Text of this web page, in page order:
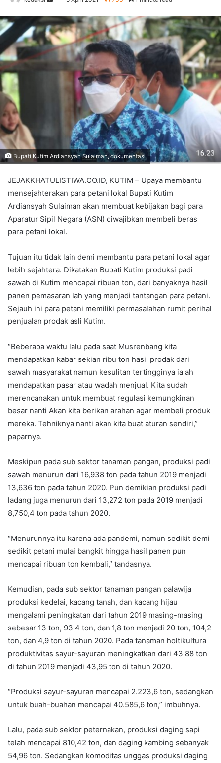
email
Bupati Kutim Ardiansyah Sulaiman, dokumentasi
JEJAKKHATULISTIWA.CO.ID, KUTIM – Upaya membantu
mensejahterakan para petani lokal Bupati Kutim
Ardiansyah Sulaiman akan membuat kebijakan bagi para
Aparatur Sipil Negara (ASN) diwajibkan membeli beras
para petani lokal.
Tujuan itu tidak lain demi membantu para petani lokal agar
lebih sejahtera. Dikatakan Bupati Kutim produksi padi
sawah di Kutim mencapai ribuan ton, dari banyaknya hasil
panen pemasaran lah yang menjadi tantangan para petani.
Sejauh ini para petani memiliki permasalahan rumit perihal
penjualan prodak asli Kutim.
“Beberapa waktu lalu pada saat Musrenbang kita
mendapatkan kabar sekian ribu ton hasil prodak dari
sawah masyarakat namun kesulitan tertingginya ialah
mendapatkan pasar atau wadah menjual. Kita sudah
merencanakan untuk membuat regulasi kemungkinan
besar nanti Akan kita berikan arahan agar membeli produk
mereka. Tehniknya nanti akan kita buat aturan sendiri,”
paparnya.
Meskipun pada sub sektor tanaman pangan, produksi padi
sawah menurun dari 16,938 ton pada tahun 2019 menjadi
13,636 ton pada tahun 2020. Pun demikian produksi padi
ladang juga menurun dari 13,272 ton pada 2019 menjadi
8,750,4 ton pada tahun 2020.
“Menurunnya itu karena ada pandemi, namun sedikit demi
sedikit petani mulai bangkit hingga hasil panen pun
mencapai ribuan ton kembali,” tandasnya.
Kemudian, pada sub sektor tanaman pangan palawija
produksi kedelai, kacang tanah, dan kacang hijau
mengalami peningkatan dari tahun 2019 masing-masing
sebesar 13 ton, 93,4 ton, dan 1,8 ton menjadi 20 ton, 104,2
ton, dan 4,9 ton di tahun 2020. Pada tanaman holtikultura
produktivitas sayur-sayuran meningkatkan dari 43,88 ton
di tahun 2019 menjadi 43,95 ton di tahun 2020.
“Produksi sayur-sayuran mencapai 2.223,6 ton, sedangkan
untuk buah-buahan mencapai 40.585,6 ton,” imbuhnya.
Lalu, pada sub sektor peternakan, produksi daging sapi
telah mencapai 810,42 ton, dan daging kambing sebanyak
54,96 ton. Sedangkan komoditas unggas produksi daging